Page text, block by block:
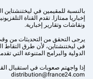
إخباريا ممتازا. تقدم القناة
ونقاشات وتقارير إخبارية.
في ليختنشتاين، لأن طرق التقاط
الدولية والبرامج المتنوعة التي تقدمها فرانس 24 من
إذا واجهتم صعوبات في استقبال
distribution@france24.com